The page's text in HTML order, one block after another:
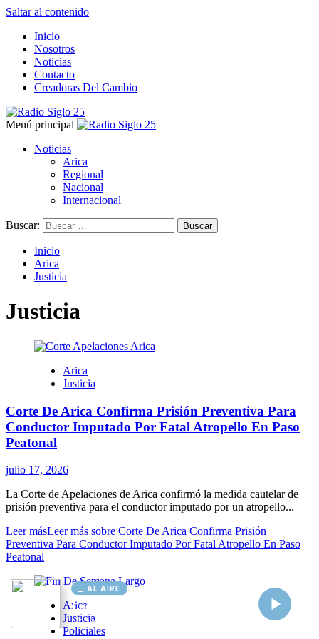
AL AIRE
Cargando...
Conectando...